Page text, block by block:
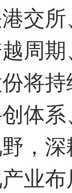
交
周
将
体
，
业